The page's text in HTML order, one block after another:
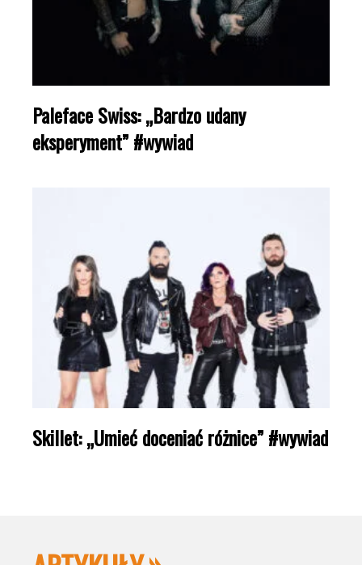
Paleface Swiss: „Bardzo udany
eksperyment” #wywiad
Skillet: „Umieć doceniać różnice” #wywiad